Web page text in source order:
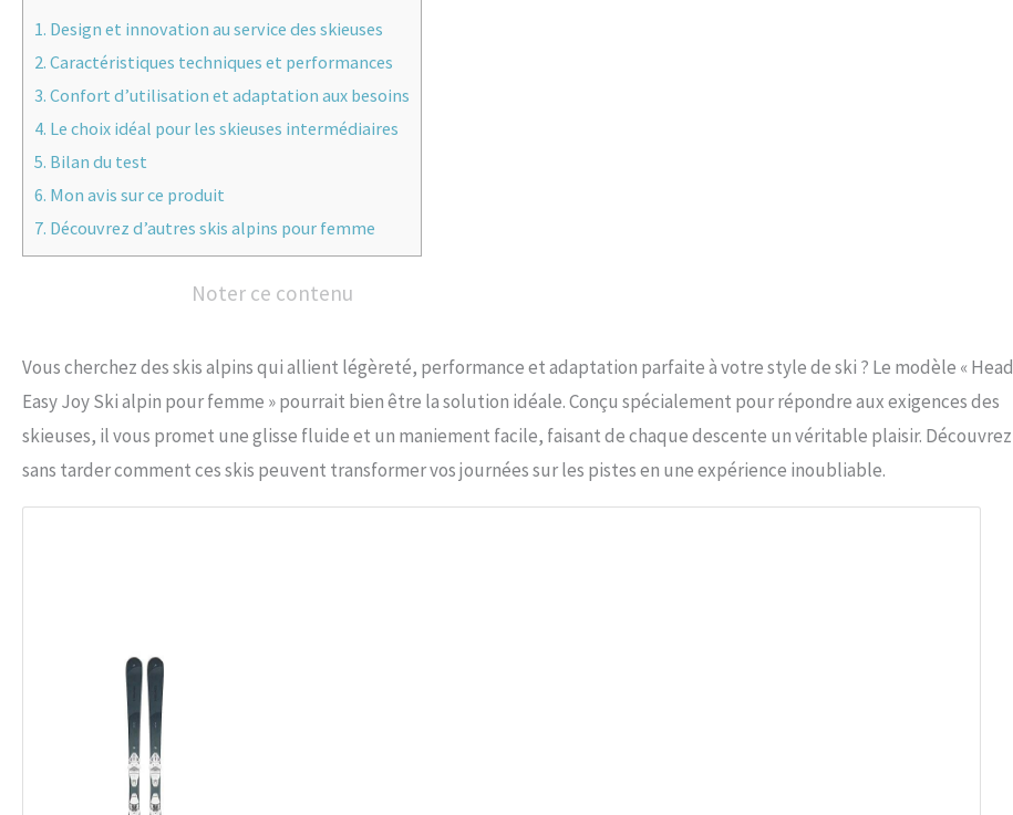
1. Design et innovation au service des skieuses
2. Caractéristiques techniques et performances
3. Confort d’utilisation et adaptation aux besoins
4. Le choix idéal pour les skieuses intermédiaires
5. Bilan du test
6. Mon avis sur ce produit
7. Découvrez d’autres skis alpins pour femme
Noter ce contenu
Vous cherchez des skis alpins qui allient légèreté, performance et adaptation parfaite à votre style de ski ? Le modèle « Head
Easy Joy Ski alpin pour femme » pourrait bien être la solution idéale. Conçu spécialement pour répondre aux exigences des
skieuses, il vous promet une glisse fluide et un maniement facile, faisant de chaque descente un véritable plaisir. Découvrez
sans tarder comment ces skis peuvent transformer vos journées sur les pistes en une expérience inoubliable.